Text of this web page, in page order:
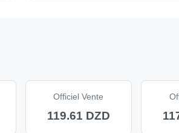
Officiel Vente
119.61 DZD